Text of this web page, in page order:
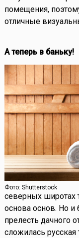
помещения,
отличные
А теперь в баньку!
Фото: Shutterstock
северных
основа основ. Но и
прелесть дачного
сложилась